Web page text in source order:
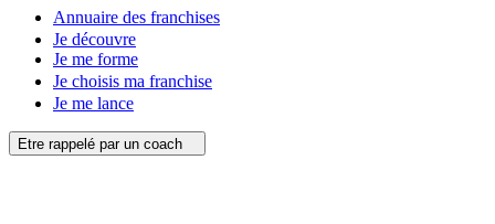
Annuaire des franchises
Je découvre
Je me forme
Je choisis ma franchise
Je me lance
Etre rappelé par un coach